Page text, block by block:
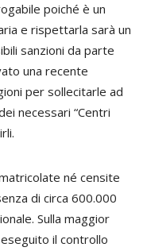
poiché è un
e rispettarla sarà un
sanzioni da parte
una recente
per sollecitarle ad
necessari “Centri
né censite
di circa 600.000
Sulla maggior
il controllo